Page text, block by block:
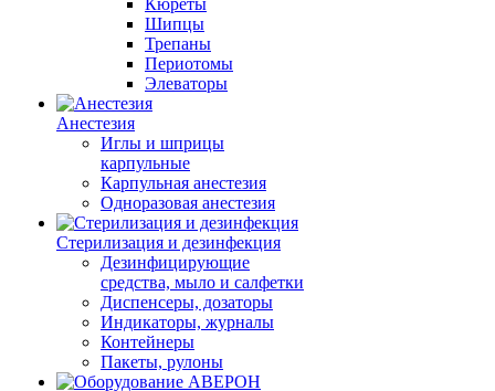
Кюреты
Шипцы
Трепаны
Периотомы
Элеваторы
Анестезия
Иглы и шприцы
карпульные
Карпульная анестезия
Одноразовая анестезия
Стерилизация и дезинфекция
Дезинфицирующие
средства, мыло и салфетки
Диспенсеры, дозаторы
Индикаторы, журналы
Контейнеры
Пакеты, рулоны